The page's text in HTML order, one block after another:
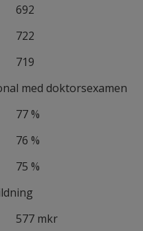
692
722
719
med doktorsexamen
77 %
76 %
75 %
577 mkr